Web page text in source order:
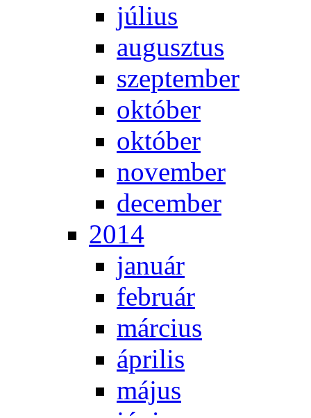
jú­li­us
au­gusz­tus
szep­tem­ber
ok­tó­ber
ok­tó­ber
no­vem­ber
de­cem­ber
2014
ja­nu­ár
feb­ru­ár
már­ci­us
áp­ri­lis
má­jus